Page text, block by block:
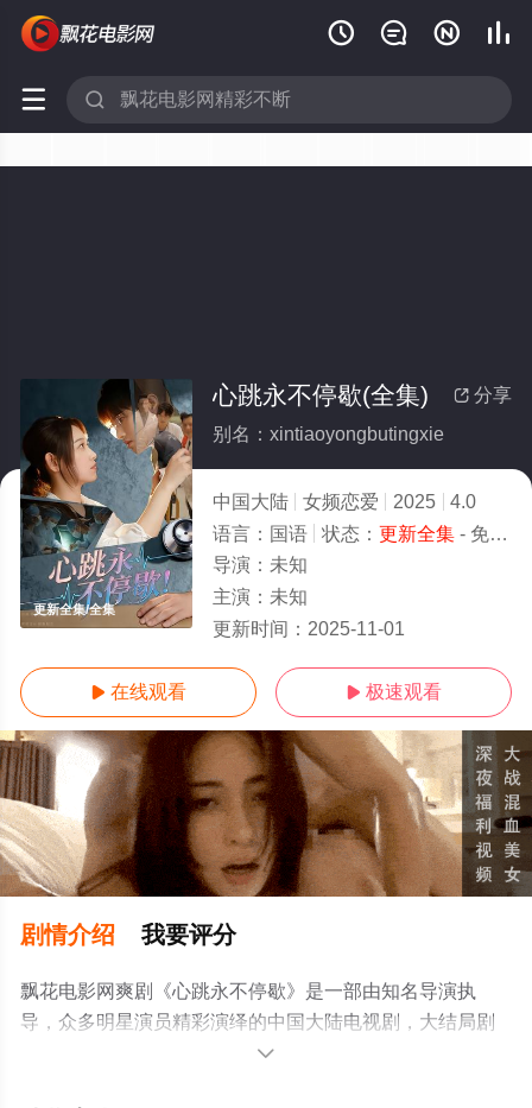
   
 
更新全集/全集
 分享
心跳永不停歇(全集)
别名：xintiaoyongbutingxie
中国大陆 女频恋爱 2025
4.0
语言： 国语 状态： 更新全集- 免费在线播放
导演： 未知
主演： 未知
更新时间： 2025-11-01
 在线观看  极速观看
剧情介绍 我要评分
飘花电影网爽剧《心跳永不停歇》是一部由知名导演执
导，众多明星演员精彩演绎的中国大陆电视剧，大结局剧
情已揭晓（更新全集），手机免费观看高清未删减完整版
